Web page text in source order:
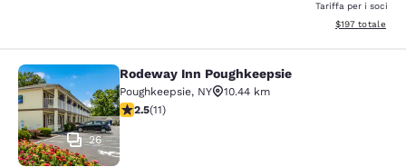
Tariffa per i soci
Visualizza i
$197 totale
Rodeway Inn Poughkeepsie
26
Rodeway Inn Poughkeepsie
Poughkeepsie, NY
10.44 km
Valutazione di 2.45 stelle. Discreto. 11 recensioni
2.5(11)